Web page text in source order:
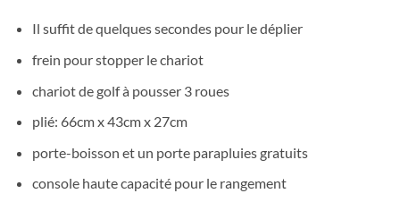
Il suffit de quelques secondes pour le déplier
frein pour stopper le chariot
chariot de golf à pousser 3 roues
plié: 66cm x 43cm x 27cm
porte-boisson et un porte parapluies gratuits
console haute capacité pour le rangement